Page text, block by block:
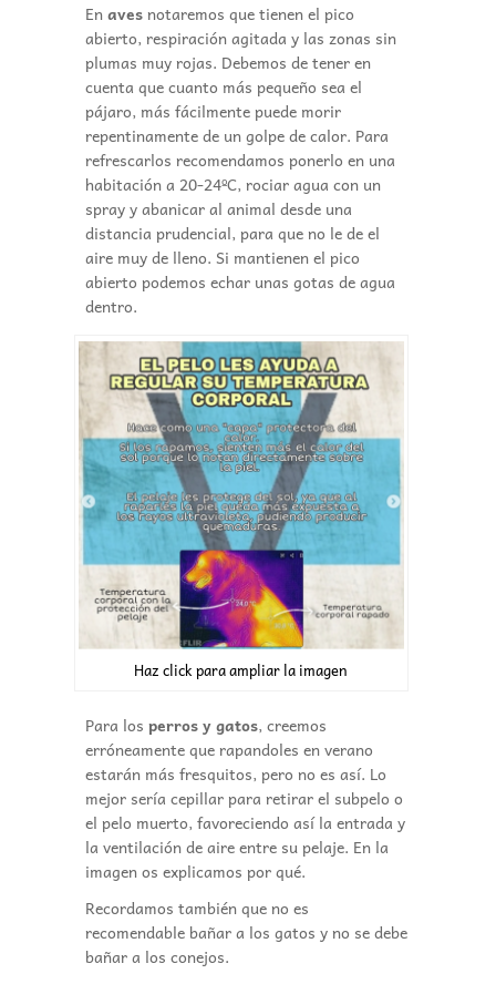
Enavesnotaremos que tienen el pico
abierto, respiración agitada y las zonas sin
plumas muy rojas. Debemos de tener en
cuenta que cuanto más pequeño sea el
pájaro, más fácilmente puede morir
repentinamente de un golpe de calor. Para
refrescarlos recomendamos ponerlo en una
habitación a 20-24ºC, rociar agua con un
spray y abanicar al animal desde una
distancia prudencial, para que no le de el
aire muy de lleno. Si mantienen el pico
abierto podemos echar unas gotas de agua
dentro.
Haz click para ampliar la imagen
Para los perros y gatos, creemos
erróneamente que rapandoles en verano
estarán más fresquitos, pero no es así. Lo
mejor sería cepillar para retirar el subpelo o
el pelo muerto, favoreciendo así la entrada y
la ventilación de aire entre su pelaje. En la
imagen os explicamos por qué.
Recordamos también que no es
recomendable bañar a los gatos y no se debe
bañar a los conejos.